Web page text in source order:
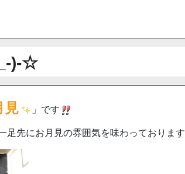
)-☆
見
」です
足先にお月見の雰囲気を味わっております